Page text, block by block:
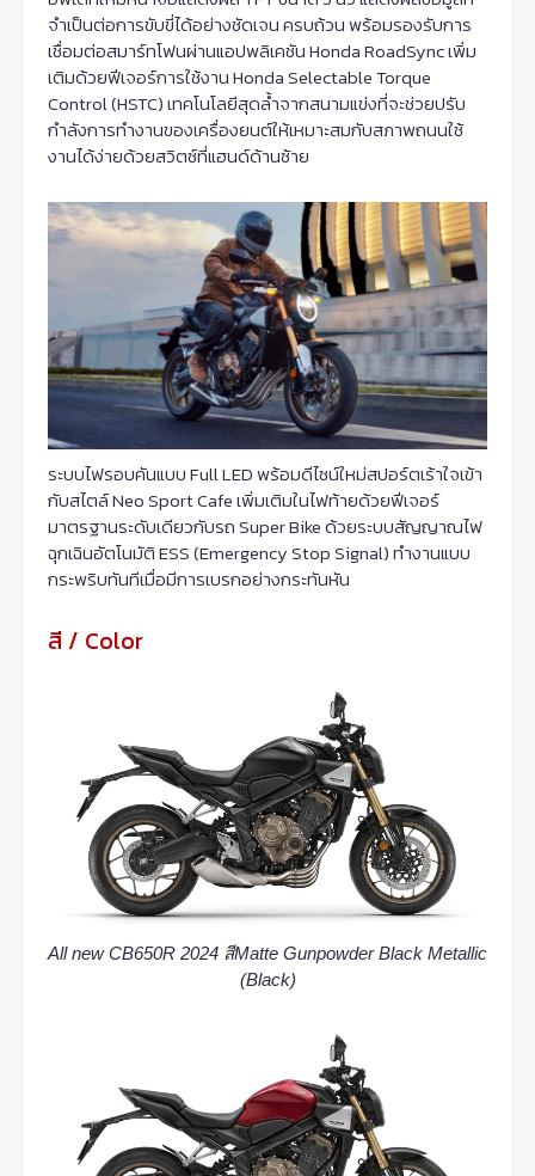
จำเป็นต่อการขับขี่ได้อย่างชัดเจน ครบถ้วน พร้อมรองรับการ
เชื่อมต่อสมาร์ทโฟนผ่านแอปพลิเคชัน Honda RoadSync เพิ่ม
เติมด้วยฟีเจอร์การใช้งาน Honda Selectable Torque
Control (HSTC) เทคโนโลยีสุดล้ำจากสนามแข่งที่จะช่วยปรับ
กำลังการทำงานของเครื่องยนต์ให้เหมาะสมกับสภาพถนนใช้
งานได้ง่ายด้วยสวิตซ์ที่แฮนด์ด้านซ้าย
ระบบไฟรอบคันแบบ Full LED พร้อมดีไซน์ใหม่สปอร์ตเร้าใจเข้า
กับสไตล์ Neo Sport Cafe เพิ่มเติมในไฟท้ายด้วยฟีเจอร์
มาตรฐานระดับเดียวกับรถ Super Bike ด้วยระบบสัญญาณไฟ
ฉุกเฉินอัตโนมัติ ESS (Emergency Stop Signal) ทำงานแบบ
กระพริบทันทีเมื่อมีการเบรกอย่างกระทันหัน
สี / Color
All new CB650R 2024 สีMatte Gunpowder Black Metallic
(Black)